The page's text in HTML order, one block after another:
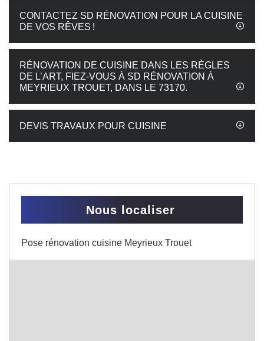
CONTACTEZ SD RÉNOVATION POUR LA CUISINE
DE VOS RÊVES !
RÉNOVATION DE CUISINE DANS LES RÈGLES
DE L’ART, FIEZ-VOUS À SD RÉNOVATION À
MEYRIEUX TROUET, DANS LE 73170.
DEVIS TRAVAUX POUR CUISINE
Nous localiser
Pose rénovation cuisine Meyrieux Trouet